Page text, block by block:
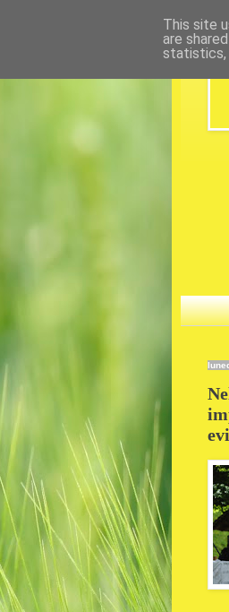
This site
are
statistics,